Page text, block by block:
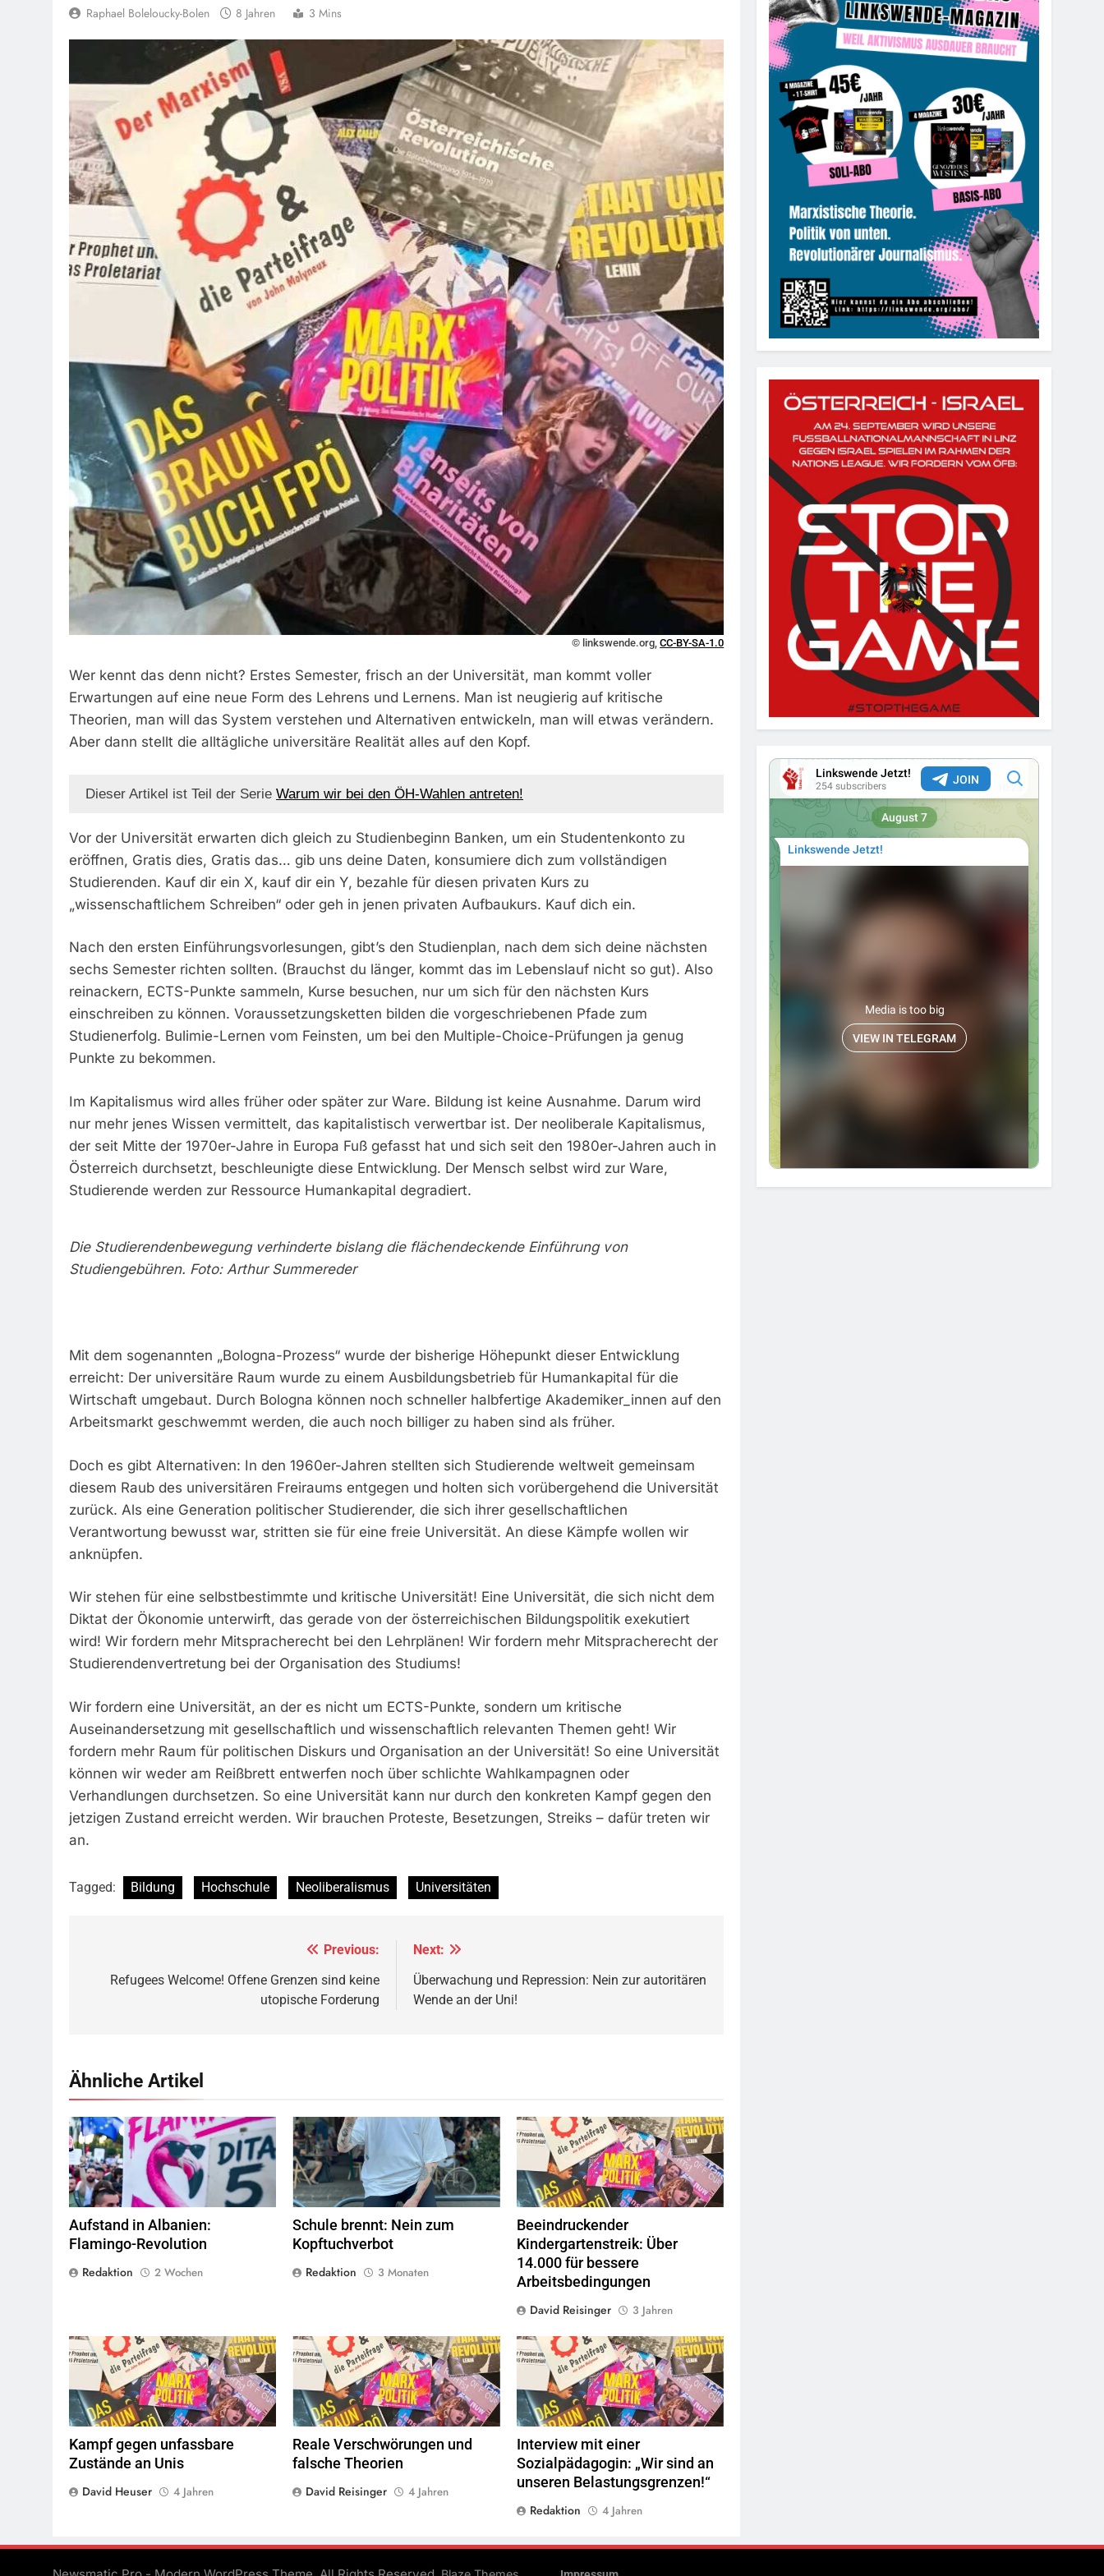
Raphael Boleloucky-Bolen 8 Jahren 3 Mins
© linkswende.org,CC-BY-SA-1.0
Wer kennt das denn nicht? Erstes Semester, frisch an der Universität, man kommt voller
Erwartungen auf eine neue Form des Lehrens und Lernens. Man ist neugierig auf kritische
Theorien, man will das System verstehen und Alternativen entwickeln, man will etwas verändern.
Aber dann stellt die alltägliche universitäre Realität alles auf den Kopf.
Dieser Artikel ist Teil der Serie Warum wir bei den ÖH-Wahlen antreten!
Vor der Universität erwarten dich gleich zu Studienbeginn Banken, um ein Studentenkonto zu
eröffnen, Gratis dies, Gratis das… gib uns deine Daten, konsumiere dich zum vollständigen
Studierenden. Kauf dir ein X, kauf dir ein Y, bezahle für diesen privaten Kurs zu
„wissenschaftlichem Schreiben“ oder geh in jenen privaten Aufbaukurs. Kauf dich ein.
Nach den ersten Einführungsvorlesungen, gibt’s den Studienplan, nach dem sich deine nächsten
sechs Semester richten sollten. (Brauchst du länger, kommt das im Lebenslauf nicht so gut). Also
reinackern, ECTS-Punkte sammeln, Kurse besuchen, nur um sich für den nächsten Kurs
einschreiben zu können. Voraussetzungsketten bilden die vorgeschriebenen Pfade zum
Studienerfolg. Bulimie-Lernen vom Feinsten, um bei den Multiple-Choice-Prüfungen ja genug
Punkte zu bekommen.
Im Kapitalismus wird alles früher oder später zur Ware. Bildung ist keine Ausnahme. Darum wird
nur mehr jenes Wissen vermittelt, das kapitalistisch verwertbar ist. Der neoliberale Kapitalismus,
der seit Mitte der 1970er-Jahre in Europa Fuß gefasst hat und sich seit den 1980er-Jahren auch in
Österreich durchsetzt, beschleunigte diese Entwicklung. Der Mensch selbst wird zur Ware,
Studierende werden zur Ressource Humankapital degradiert.
Die Studierendenbewegung verhinderte bislang die flächendeckende Einführung von
Studiengebühren. Foto: Arthur Summereder
Mit dem sogenannten „Bologna-Prozess“ wurde der bisherige Höhepunkt dieser Entwicklung
erreicht: Der universitäre Raum wurde zu einem Ausbildungsbetrieb für Humankapital für die
Wirtschaft umgebaut. Durch Bologna können noch schneller halbfertige Akademiker_innen auf den
Arbeitsmarkt geschwemmt werden, die auch noch billiger zu haben sind als früher.
Doch es gibt Alternativen: In den 1960er-Jahren stellten sich Studierende weltweit gemeinsam
diesem Raub des universitären Freiraums entgegen und holten sich vorübergehend die Universität
zurück. Als eine Generation politischer Studierender, die sich ihrer gesellschaftlichen
Verantwortung bewusst war, stritten sie für eine freie Universität. An diese Kämpfe wollen wir
anknüpfen.
Wir stehen für eine selbstbestimmte und kritische Universität! Eine Universität, die sich nicht dem
Diktat der Ökonomie unterwirft, das gerade von der österreichischen Bildungspolitik exekutiert
wird! Wir fordern mehr Mitspracherecht bei den Lehrplänen! Wir fordern mehr Mitspracherecht der
Studierendenvertretung bei der Organisation des Studiums!
Wir fordern eine Universität, an der es nicht um ECTS-Punkte, sondern um kritische
Auseinandersetzung mit gesellschaftlich und wissenschaftlich relevanten Themen geht! Wir
fordern mehr Raum für politischen Diskurs und Organisation an der Universität! So eine Universität
können wir weder am Reißbrett entwerfen noch über schlichte Wahlkampagnen oder
Verhandlungen durchsetzen. So eine Universität kann nur durch den konkreten Kampf gegen den
jetzigen Zustand erreicht werden. Wir brauchen Proteste, Besetzungen, Streiks – dafür treten wir
an.
Tagged: Bildung Hochschule Neoliberalismus Universitäten
Previous:
Refugees Welcome! Offene Grenzen sind keine
utopische Forderung
Next:
Überwachung und Repression: Nein zur autoritären
Wende an der Uni!
Ähnliche Artikel
Flamingo revolucioni © Daniel Olivenbaum
Aufstand in Albanien:
Flamingo-Revolution
Redaktion
2 Wochen
Philipp Bukowski © privat
Schule brennt: Nein zum
Kopftuchverbot
Redaktion
3 Monaten
© linkswende.org,CC-BY-SA-1.0
Beeindruckender
Kindergartenstreik: Über
14.000 für bessere
Arbeitsbedingungen
David Reisinger
3 Jahren
© linkswende.org,CC-BY-SA-1.0
Kampf gegen unfassbare
Zustände an Unis
David Heuser
4 Jahren
© linkswende.org,CC-BY-SA-1.0
Reale Verschwörungen und
falsche Theorien
David Reisinger
4 Jahren
© linkswende.org,CC-BY-SA-1.0
Interview mit einer
Sozialpädagogin: „Wir sind an
unseren Belastungsgrenzen!“
Redaktion
4 Jahren